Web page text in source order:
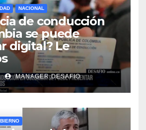
NACIONAL
de conducción
se puede
digital? Le
MANAGER.DESAFIO